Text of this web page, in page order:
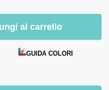
al carrello
GUIDA COLORI